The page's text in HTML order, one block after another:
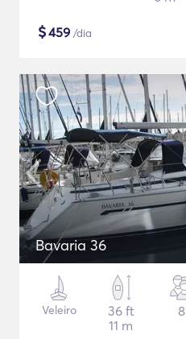
$459 /dia
Bavaria 36
Veleiro
36 ft
11 m
8